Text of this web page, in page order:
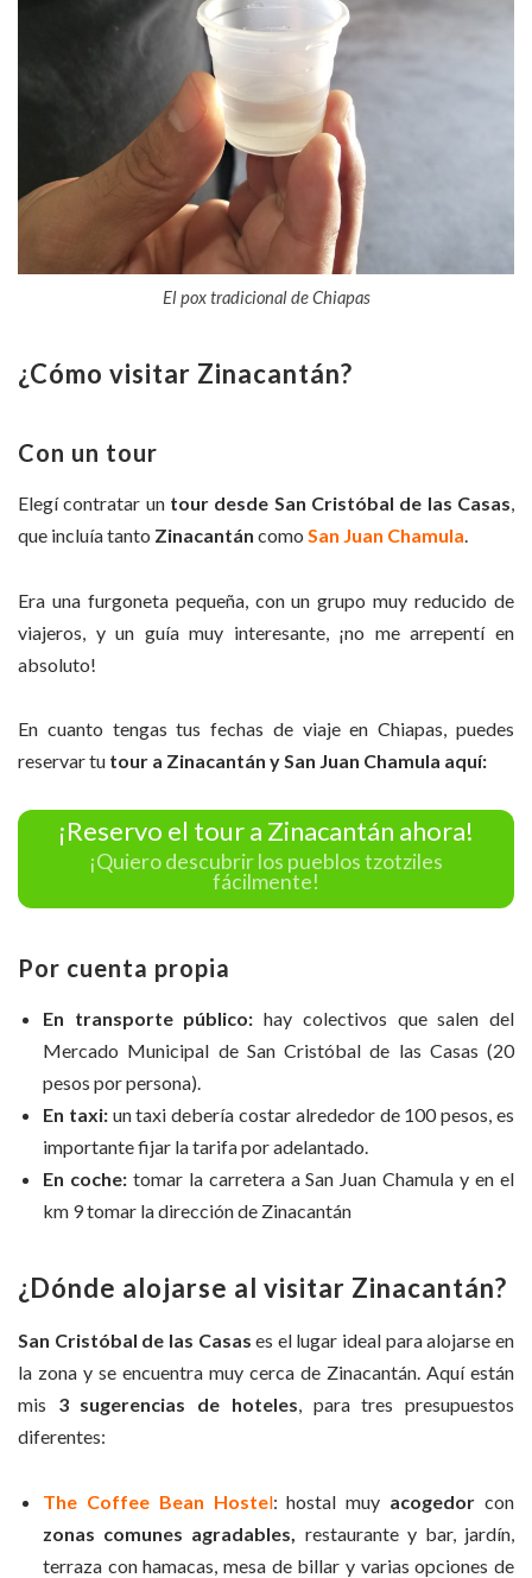
El pox tradicional de Chiapas
¿Cómo visitar Zinacantán?
Con un tour
Elegí contratar un tour desde San Cristóbal de las Casas,
que incluía tanto Zinacantán como San Juan Chamula.
Era una furgoneta pequeña, con un grupo muy reducido de
viajeros, y un guía muy interesante, ¡no me arrepentí en
absoluto!
En cuanto tengas tus fechas de viaje en Chiapas, puedes
reservar tu tour a Zinacantán y San Juan Chamula aquí:
¡Reservo el tour a Zinacantán ahora!
¡Quiero descubrir los pueblos tzotziles
fácilmente!
Por cuenta propia
En transporte público: hay colectivos que salen del
Mercado Municipal de San Cristóbal de las Casas (20
pesos por persona).
En taxi:un taxi debería costar alrededor de 100 pesos, es
importante fijar la tarifa por adelantado.
En coche:tomar la carretera a San Juan Chamula y en el
km 9 tomar la dirección de Zinacantán
¿Dónde alojarse al visitar Zinacantán?
San Cristóbal de las Casas es el lugar ideal para alojarse en
la zona y se encuentra muy cerca de Zinacantán. Aquí están
mis 3 sugerencias de hoteles, para tres presupuestos
diferentes:
The Coffee Bean Hostel: hostal muy acogedor con
zonas comunes agradables,
restaurante y bar, jardín,
terraza con hamacas, mesa de billar y varias opciones de